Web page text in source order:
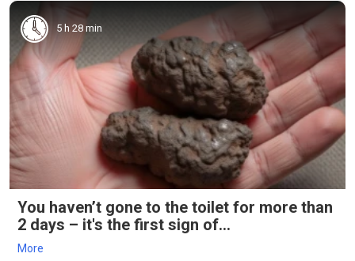
5 h 28 min
You haven’t gone to the toilet for more than
2 days – it's the first sign of...
More